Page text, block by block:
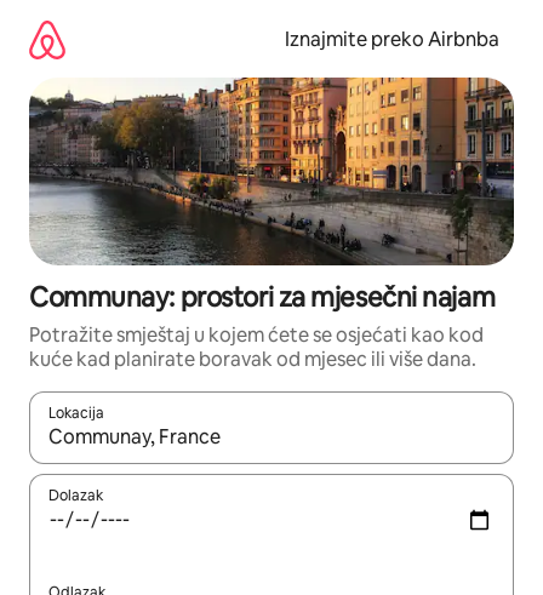
sadržaj
Iznajmite preko Airbnba
Communay: prostori za mjesečni najam
Potražite smještaj u kojem ćete se osjećati kao kod
kuće kad planirate boravak od mjesec ili više dana.
Lokacija
Kada budu dostupni rezultati, moći ćete ih pregledati
Dolazak